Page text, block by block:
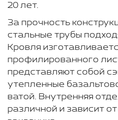
20 лет.
За прочность
стальные трубы
Кровля
профилированного
представляют собой
утепленные
ватой. Внутренняя
различной и зависит